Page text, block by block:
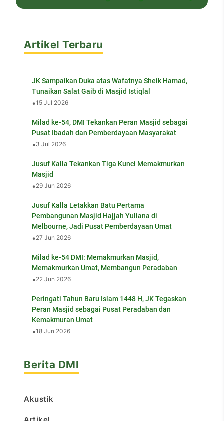
Artikel Terbaru
JK Sampaikan Duka atas Wafatnya Sheik Hamad,
Tunaikan Salat Gaib di Masjid Istiqlal
•15 Jul 2026
Milad ke-54, DMI Tekankan Peran Masjid sebagai
Pusat Ibadah dan Pemberdayaan Masyarakat
•3 Jul 2026
Jusuf Kalla Tekankan Tiga Kunci Memakmurkan
Masjid
•29 Jun 2026
Jusuf Kalla Letakkan Batu Pertama
Pembangunan Masjid Hajjah Yuliana di
Melbourne, Jadi Pusat Pemberdayaan Umat
•27 Jun 2026
Milad ke-54 DMI: Memakmurkan Masjid,
Memakmurkan Umat, Membangun Peradaban
•22 Jun 2026
Peringati Tahun Baru Islam 1448 H, JK Tegaskan
Peran Masjid sebagai Pusat Peradaban dan
Kemakmuran Umat
•18 Jun 2026
Berita DMI
Akustik